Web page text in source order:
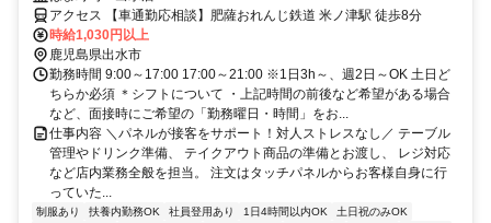
アクセス 【車通勤応相談】肥薩おれんじ鉄道 米ノ津駅 徒歩8分
時給1,030円以上
鹿児島県出水市
勤務時間 9:00～17:00 17:00～21:00 ※1日3h～、週2日～OK 土日ど
ちらか必須 ＊シフトについて ・上記時間の前後など希望がある場合
など、面接時にご希望の「勤務曜日・時間」をお...
仕事内容 ＼パネルが接客をサポート！対人ストレスなし／ テーブル
管理やドリンク準備、 テイクアウト商品の準備とお渡し、 レジ対応
など店内業務全般を担当。 注文はタッチパネルからお客様自身に行
っていた...
制服あり 扶養内勤務OK 社員登用あり 1日4時間以内OK
土日祝のみOK